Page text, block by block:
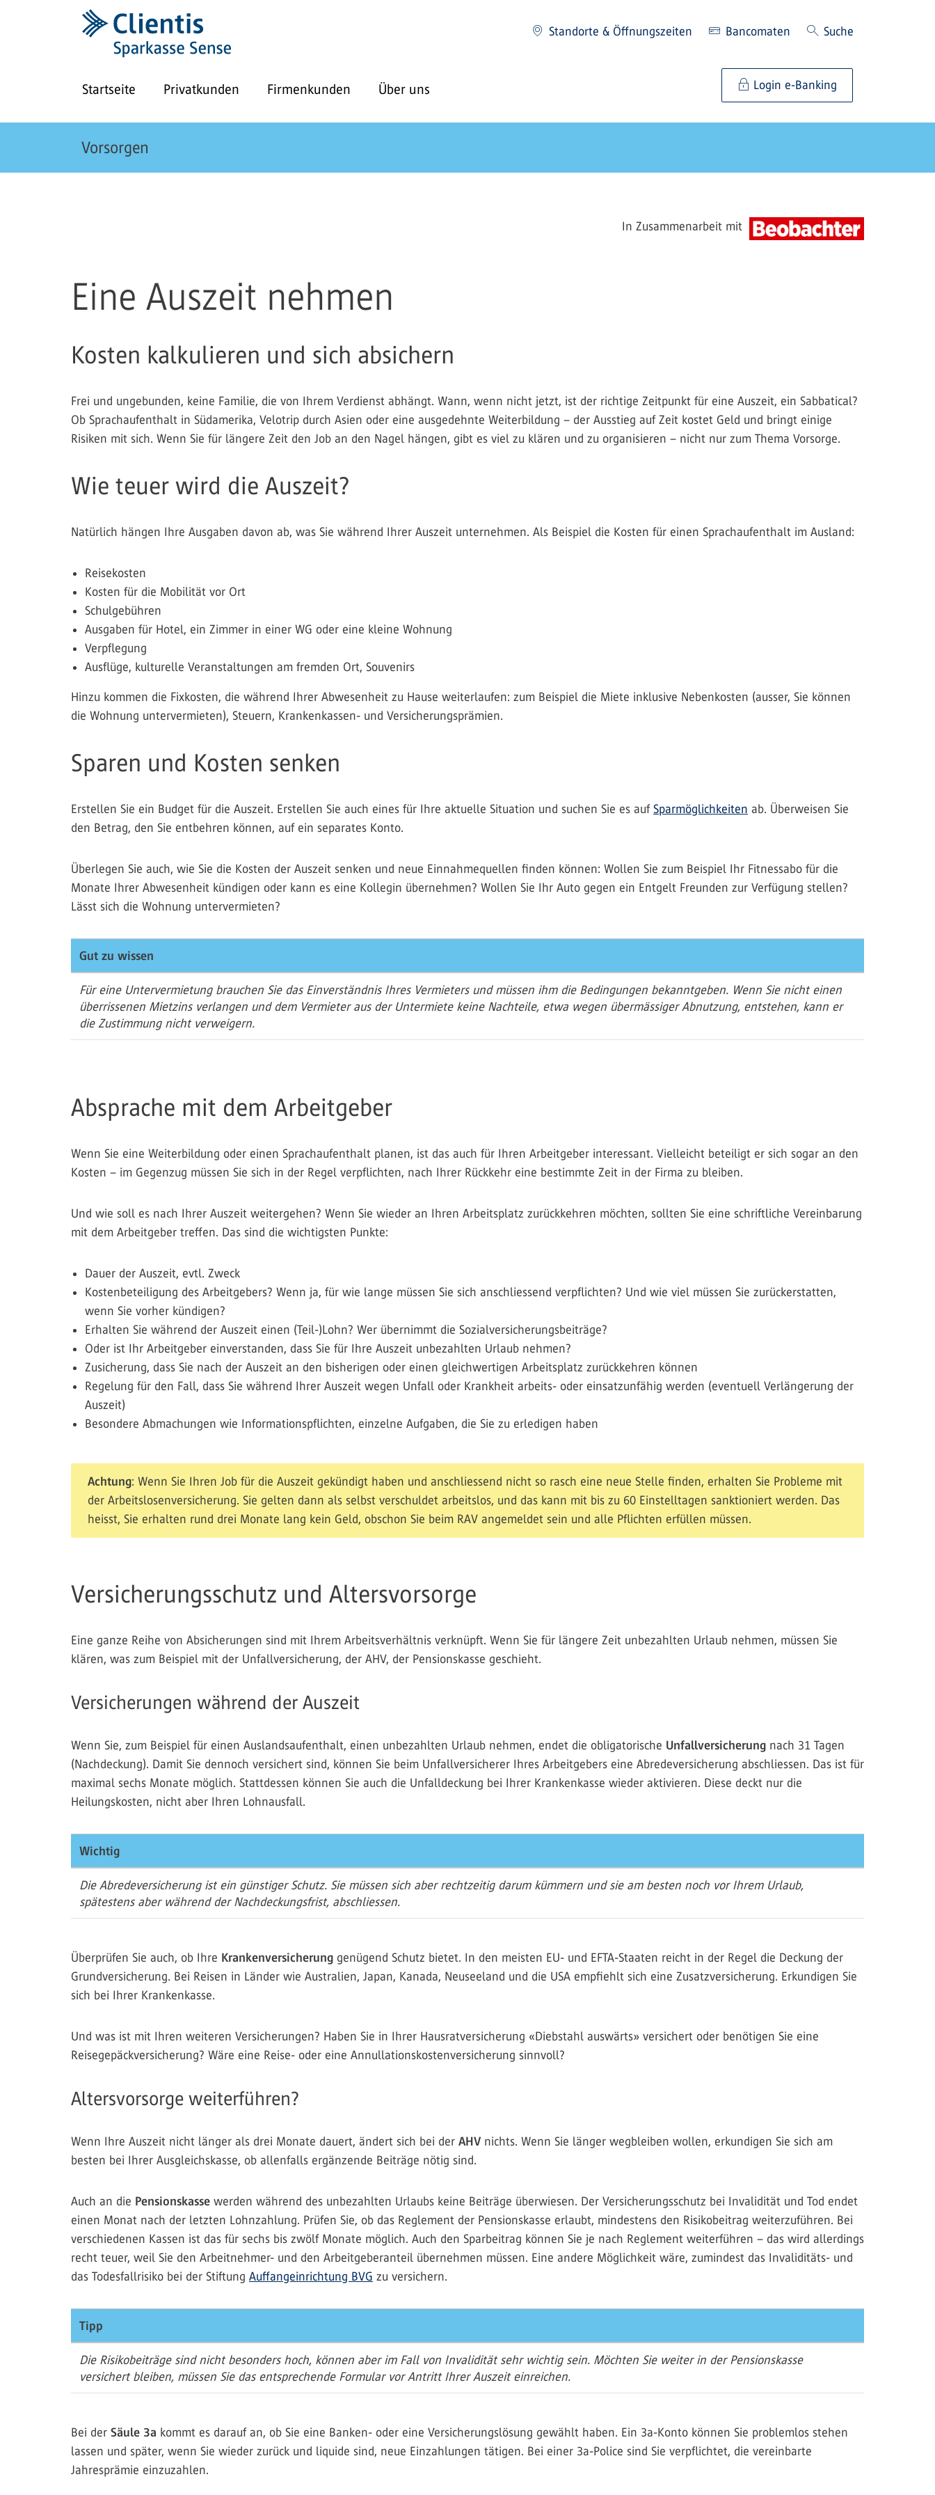
Standorte & Öffnungszeiten Bancomaten Suche
Startseite Privatkunden Firmenkunden Über uns Login e-Banking
Vorsorgen
In Zusammenarbeit mit
Eine Auszeit nehmen
Kosten kalkulieren und sich absichern
Frei und ungebunden, keine Familie, die von Ihrem Verdienst abhängt. Wann, wenn nicht jetzt, ist der richtige Zeitpunkt für eine Auszeit, ein Sabbatical?
Ob Sprachaufenthalt in Südamerika, Velotrip durch Asien oder eine ausgedehnte Weiterbildung – der Ausstieg auf Zeit kostet Geld und bringt einige
Risiken mit sich. Wenn Sie für längere Zeit den Job an den Nagel hängen, gibt es viel zu klären und zu organisieren – nicht nur zum Thema Vorsorge.
Wie teuer wird die Auszeit?
Natürlich hängen Ihre Ausgaben davon ab, was Sie während Ihrer Auszeit unternehmen. Als Beispiel die Kosten für einen Sprachaufenthalt im Ausland:
Reisekosten
Kosten für die Mobilität vor Ort
Schulgebühren
Ausgaben für Hotel, ein Zimmer in einer WG oder eine kleine Wohnung
Verpflegung
Ausflüge, kulturelle Veranstaltungen am fremden Ort, Souvenirs
Hinzu kommen die Fixkosten, die während Ihrer Abwesenheit zu Hause weiterlaufen: zum Beispiel die Miete inklusive Nebenkosten (ausser, Sie können
die Wohnung untervermieten), Steuern, Krankenkassen- und Versicherungsprämien.
Sparen und Kosten senken
Erstellen Sie ein Budget für die Auszeit. Erstellen Sie auch eines für Ihre aktuelle Situation und suchen Sie es auf Sparmöglichkeiten ab. Überweisen Sie
den Betrag, den Sie entbehren können, auf ein separates Konto.
Überlegen Sie auch, wie Sie die Kosten der Auszeit senken und neue Einnahmequellen finden können: Wollen Sie zum Beispiel Ihr Fitnessabo für die
Monate Ihrer Abwesenheit kündigen oder kann es eine Kollegin übernehmen? Wollen Sie Ihr Auto gegen ein Entgelt Freunden zur Verfügung stellen?
Lässt sich die Wohnung untervermieten?
Gut zu wissen
Für eine Untervermietung brauchen Sie das Einverständnis Ihres Vermieters und müssen ihm die Bedingungen bekanntgeben. Wenn Sie nicht einen
überrissenen Mietzins verlangen und dem Vermieter aus der Untermiete keine Nachteile, etwa wegen übermässiger Abnutzung, entstehen, kann er
die Zustimmung nicht verweigern.
Absprache mit dem Arbeitgeber
Wenn Sie eine Weiterbildung oder einen Sprachaufenthalt planen, ist das auch für Ihren Arbeitgeber interessant. Vielleicht beteiligt er sich sogar an den
Kosten – im Gegenzug müssen Sie sich in der Regel verpflichten, nach Ihrer Rückkehr eine bestimmte Zeit in der Firma zu bleiben.
Und wie soll es nach Ihrer Auszeit weitergehen? Wenn Sie wieder an Ihren Arbeitsplatz zurückkehren möchten, sollten Sie eine schriftliche Vereinbarung
mit dem Arbeitgeber treffen. Das sind die wichtigsten Punkte:
Dauer der Auszeit, evtl. Zweck
Kostenbeteiligung des Arbeitgebers? Wenn ja, für wie lange müssen Sie sich anschliessend verpflichten? Und wie viel müssen Sie zurückerstatten,
wenn Sie vorher kündigen?
Erhalten Sie während der Auszeit einen (Teil-)Lohn? Wer übernimmt die Sozialversicherungsbeiträge?
Oder ist Ihr Arbeitgeber einverstanden, dass Sie für Ihre Auszeit unbezahlten Urlaub nehmen?
Zusicherung, dass Sie nach der Auszeit an den bisherigen oder einen gleichwertigen Arbeitsplatz zurückkehren können
Regelung für den Fall, dass Sie während Ihrer Auszeit wegen Unfall oder Krankheit arbeits- oder einsatzunfähig werden (eventuell Verlängerung der
Auszeit)
Besondere Abmachungen wie Informationspflichten, einzelne Aufgaben, die Sie zu erledigen haben
Achtung: Wenn Sie Ihren Job für die Auszeit gekündigt haben und anschliessend nicht so rasch eine neue Stelle finden, erhalten Sie Probleme mit
der Arbeitslosenversicherung. Sie gelten dann als selbst verschuldet arbeitslos, und das kann mit bis zu 60 Einstelltagen sanktioniert werden. Das
heisst, Sie erhalten rund drei Monate lang kein Geld, obschon Sie beim RAV angemeldet sein und alle Pflichten erfüllen müssen.
Versicherungsschutz und Altersvorsorge
Eine ganze Reihe von Absicherungen sind mit Ihrem Arbeitsverhältnis verknüpft. Wenn Sie für längere Zeit unbezahlten Urlaub nehmen, müssen Sie
klären, was zum Beispiel mit der Unfallversicherung, der AHV, der Pensionskasse geschieht.
Versicherungen während der Auszeit
Wenn Sie, zum Beispiel für einen Auslandsaufenthalt, einen unbezahlten Urlaub nehmen, endet die obligatorische Unfallversicherung nach 31 Tagen
(Nachdeckung). Damit Sie dennoch versichert sind, können Sie beim Unfallversicherer Ihres Arbeitgebers eine Abredeversicherung abschliessen. Das ist für
maximal sechs Monate möglich. Stattdessen können Sie auch die Unfalldeckung bei Ihrer Krankenkasse wieder aktivieren. Diese deckt nur die
Heilungskosten, nicht aber Ihren Lohnausfall.
Wichtig
Die Abredeversicherung ist ein günstiger Schutz. Sie müssen sich aber rechtzeitig darum kümmern und sie am besten noch vor Ihrem Urlaub,
spätestens aber während der Nachdeckungsfrist, abschliessen.
Überprüfen Sie auch, ob Ihre Krankenversicherung genügend Schutz bietet. In den meisten EU- und EFTA-Staaten reicht in der Regel die Deckung der
Grundversicherung. Bei Reisen in Länder wie Australien, Japan, Kanada, Neuseeland und die USA empfiehlt sich eine Zusatzversicherung. Erkundigen Sie
sich bei Ihrer Krankenkasse.
Und was ist mit Ihren weiteren Versicherungen? Haben Sie in Ihrer Hausratversicherung «Diebstahl auswärts» versichert oder benötigen Sie eine
Reisegepäckversicherung? Wäre eine Reise- oder eine Annullationskostenversicherung sinnvoll?
Altersvorsorge weiterführen?
Wenn Ihre Auszeit nicht länger als drei Monate dauert, ändert sich bei der AHV nichts. Wenn Sie länger wegbleiben wollen, erkundigen Sie sich am
besten bei Ihrer Ausgleichskasse, ob allenfalls ergänzende Beiträge nötig sind.
Auch an die Pensionskasse werden während des unbezahlten Urlaubs keine Beiträge überwiesen. Der Versicherungsschutz bei Invalidität und Tod endet
einen Monat nach der letzten Lohnzahlung. Prüfen Sie, ob das Reglement der Pensionskasse erlaubt, mindestens den Risikobeitrag weiterzuführen. Bei
verschiedenen Kassen ist das für sechs bis zwölf Monate möglich. Auch den Sparbeitrag können Sie je nach Reglement weiterführen – das wird allerdings
recht teuer, weil Sie den Arbeitnehmer- und den Arbeitgeberanteil übernehmen müssen. Eine andere Möglichkeit wäre, zumindest das Invaliditäts- und
das Todesfallrisiko bei der Stiftung Auffangeinrichtung BVG zu versichern.
Tipp
Die Risikobeiträge sind nicht besonders hoch, können aber im Fall von Invalidität sehr wichtig sein. Möchten Sie weiter in der Pensionskasse
versichert bleiben, müssen Sie das entsprechende Formular vor Antritt Ihrer Auszeit einreichen.
Bei der Säule 3a kommt es darauf an, ob Sie eine Banken- oder eine Versicherungslösung gewählt haben. Ein 3a-Konto können Sie problemlos stehen
lassen und später, wenn Sie wieder zurück und liquide sind, neue Einzahlungen tätigen. Bei einer 3a-Police sind Sie verpflichtet, die vereinbarte
Jahresprämie einzuzahlen.